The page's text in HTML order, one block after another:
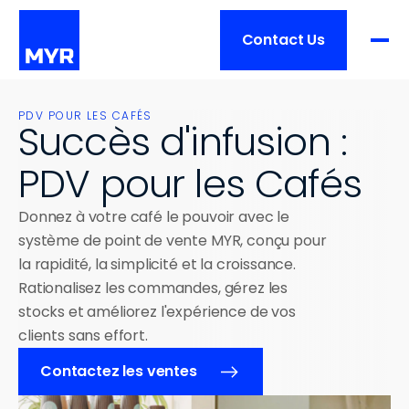
PDV POUR LES CAFÉS
Succès d'infusion :
PDV pour les Cafés
Donnez à votre café le pouvoir avec le
système de point de vente MYR, conçu pour
la rapidité, la simplicité et la croissance.
Rationalisez les commandes, gérez les
stocks et améliorez l'expérience de vos
clients sans effort.
Contactez les ventes
Contact Us
FONCTIONNALITÉS
Aperçu
Traitement de commande
Gestion de restaurant
Intégrations
Matériel
Prix
Aperçu
Formation
Mise en place
Soutien
Services
Clients
Liste des clients
Histoires de réussite